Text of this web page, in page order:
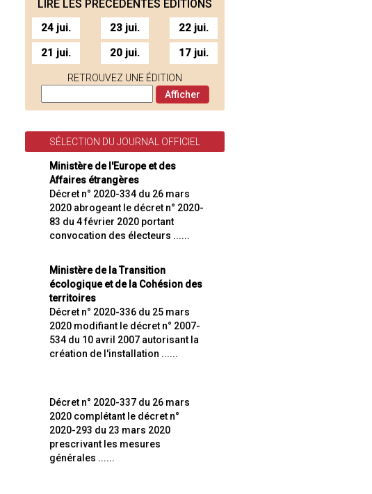
LIRE LES PRÉCÉDENTES ÉDITIONS
24 jui. 23 jui.
22 jui.
21 jui.
20 jui. 17 jui.
RETROUVEZ UNE ÉDITION
SÉLECTION DU JOURNAL OFFICIEL
Ministère de l'Europe et des
Affaires étrangères
Décret n° 2020-334 du 26 mars
2020 abrogeant le décret n° 2020-
83 du 4 février 2020 portant
convocation des électeurs ......
Ministère de la Transition
écologique et de la Cohésion des
territoires
Décret n° 2020-336 du 25 mars
2020 modifiant le décret n° 2007-
534 du 10 avril 2007 autorisant la
création de l'installation ......
Décret n° 2020-337 du 26 mars
2020 complétant le décret n°
2020-293 du 23 mars 2020
prescrivant les mesures
générales ......